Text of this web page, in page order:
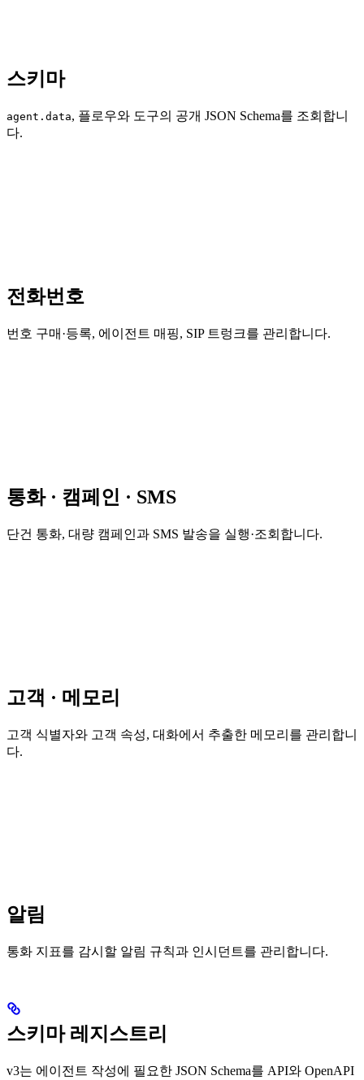
스키마
agent.data, 플로우와 도구의 공개 JSON Schema를 조회합니
다.
전화번호
번호 구매·등록, 에이전트 매핑, SIP 트렁크를 관리합니다.
통화 · 캠페인 · SMS
단건 통화, 대량 캠페인과 SMS 발송을 실행·조회합니다.
고객 · 메모리
고객 식별자와 고객 속성, 대화에서 추출한 메모리를 관리합니
다.
알림
통화 지표를 감시할 알림 규칙과 인시던트를 관리합니다.
스키마 레지스트리
v3는 에이전트 작성에 필요한 JSON Schema를 API와 OpenAPI